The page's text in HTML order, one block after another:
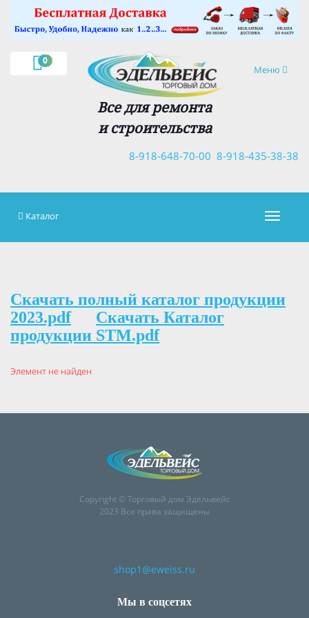
0
Навигация
Меню
Все для ремонта
и строительства
8-918-435-38-38
8-918-648-70-00
×
Каталог
Скачать полный каталог продукции
2023.pdf
Скачать Каталог
продукции STM.pdf
Элемент не найден
Copyright © Торговый дом Эдельвейс
2023 Все права защищены
shop1@eweiss.ru
Мы в соцсетях